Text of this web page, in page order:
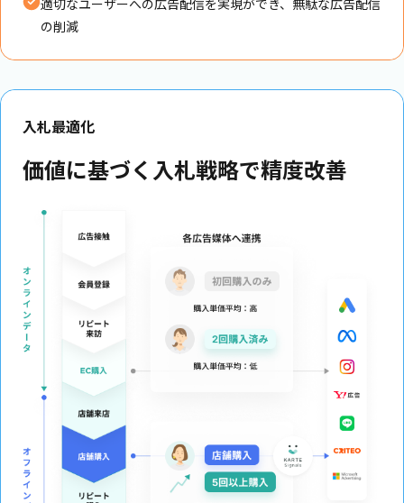
適切なユーザーへの広告配信を実現ができ、無駄な広告配信
の削減
入札最適化
価値に基づく入札戦略で精度改善